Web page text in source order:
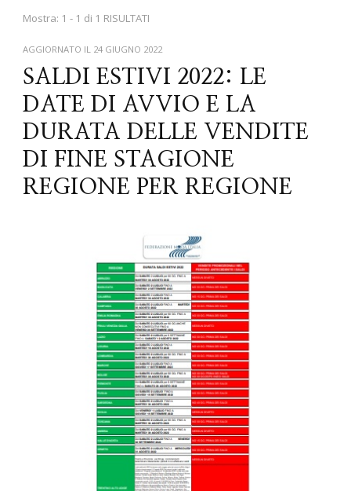
Mostra: 1 - 1 di 1 RISULTATI
AGGIORNATO IL 24 GIUGNO 2022
SALDI ESTIVI 2022: LE
DATE DI AVVIO E LA
DURATA DELLE VENDITE
DI FINE STAGIONE
REGIONE PER REGIONE